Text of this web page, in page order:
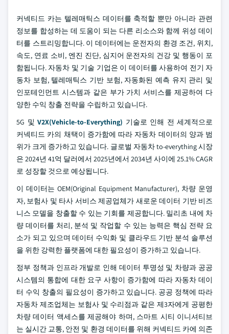
커넥티드 카는 텔레매틱스 데이터를 축적할 뿐만 아니라 관련
정보를 합성하는 데 도움이 되는 다른 리소스와 함께 위성 데이
터를 스트리밍합니다. 이 데이터에는 운전자의 환경 조건, 위치,
속도, 연료 소비, 엔진 진단, 심지어 운전자의 건강 및 행동이 포
함됩니다. 자동차 및 기술 기업은 이 데이터를 사용하여 전기 자
동차 보험, 텔레매틱스 기반 보험, 자동화된 예측 유지 관리 및
인포테인먼트 시스템과 같은 부가 가치 서비스를 제공하여 다
양한 수익 창출 전략을 수립하고 있습니다.
5G 및 V2X(Vehicle-to-Everything) 기술로 인해 전 세계적으로
커넥티드 카의 채택이 증가함에 따라 자동차 데이터의 양과 범
위가 크게 증가하고 있습니다. 글로벌 자동차 to-everything 시장
은 2024년 41억 달러에서 2025년에서 2034년 사이에 25.1% CAGR
로 성장할 것으로 예상됩니다.
이 데이터는 OEM(Original Equipment Manufacturer), 차량 운영
자, 보험사 및 타사 서비스 제공업체가 새로운 데이터 기반 비즈
니스 모델을 창출할 수 있는 기회를 제공합니다. 밀리초 내에 차
량 데이터를 처리, 분석 및 작업할 수 있는 능력은 핵심 전략 요
소가 되고 있으며 데이터 수익화 및 클라우드 기반 분석 솔루션
을 위한 강력한 플랫폼에 대한 필요성이 증가하고 있습니다.
정부 정책과 인프라 개발로 인해 데이터 투명성 및 차량과 공공
시스템의 통합에 대한 요구 사항이 증가함에 따라 자동차 데이
터 수익 창출의 필요성이 증가하고 있습니다. 공공 정책에 따라
자동차 제조업체는 보험사 및 수리점과 같은 제3자에게 공평한
차량 데이터 액세스를 제공해야 하며, 스마트 시티 이니셔티브
는 실시간 교통, 안전 및 환경 데이터를 위해 커넥티드 카에 의존